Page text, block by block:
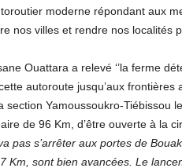
moderne répondant aux
nos villes et rendre nos localités
Ouattara a relevé ‘’la ferme
autoroute jusqu’aux frontières
section Yamoussoukro-Tiébissou
de 96 Km, d’être ouverte à la
pas s’arrêter aux portes de
Km, sont bien avancées. Le